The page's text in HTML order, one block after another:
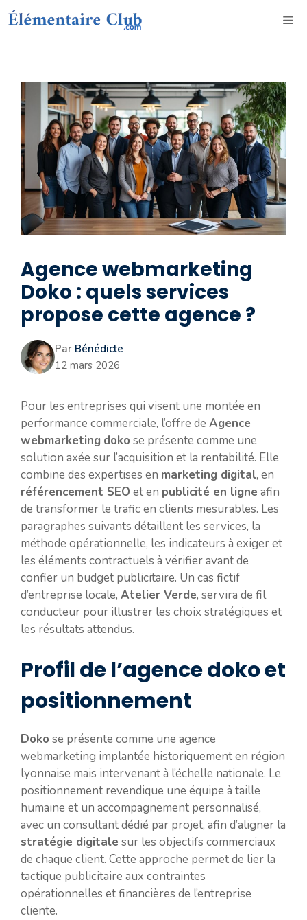
Aller
au
Agence webmarketing
Doko : quels services
propose cette agence ?
Par Bénédicte
12 mars 2026
Pour les entreprises qui visent une montée en
performance commerciale, l’offre de Agence
webmarketing doko se présente comme une
solution axée sur l’acquisition et la rentabilité. Elle
combine des expertises en marketing digital, en
référencement SEO et en publicité en ligne afin
de transformer le trafic en clients mesurables. Les
paragraphes suivants détaillent les services, la
méthode opérationnelle, les indicateurs à exiger et
les éléments contractuels à vérifier avant de
confier un budget publicitaire. Un cas fictif
d’entreprise locale, Atelier Verde, servira de fil
conducteur pour illustrer les choix stratégiques et
les résultats attendus.
Profil de l’agence doko et
positionnement
Doko se présente comme une agence
webmarketing implantée historiquement en région
lyonnaise mais intervenant à l’échelle nationale. Le
positionnement revendique une équipe à taille
humaine et un accompagnement personnalisé,
avec un consultant dédié par projet, afin d’aligner la
stratégie digitale sur les objectifs commerciaux
de chaque client. Cette approche permet de lier la
tactique publicitaire aux contraintes
opérationnelles et financières de l’entreprise
cliente.